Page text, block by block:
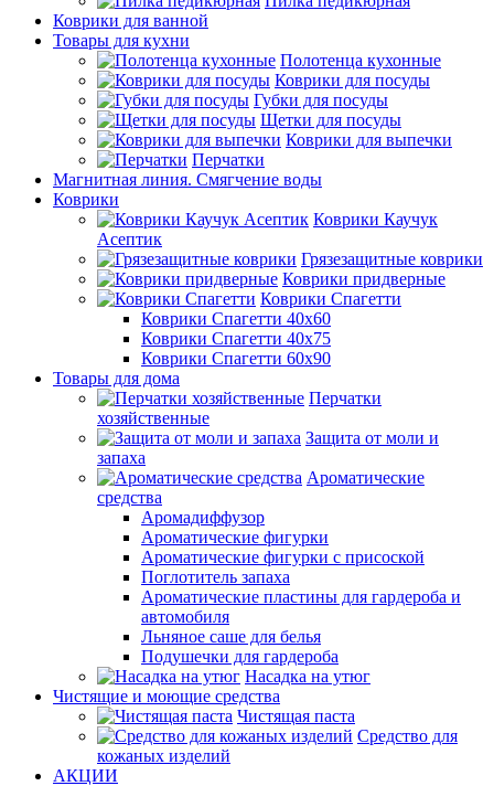
Коврики для ванной
Товары для кухни
Полотенца кухонные
Коврики для посуды
Губки для посуды
Щетки для посуды
Коврики для выпечки
Перчатки
Магнитная линия. Смягчение воды
Коврики
Коврики Каучук
Асептик
Грязезащитные коврики
Коврики придверные
Коврики Спагетти
Коврики Спагетти 40х60
Коврики Спагетти 40х75
Коврики Спагетти 60х90
Товары для дома
Перчатки
хозяйственные
Защита от моли и
запаха
Ароматические
средства
Аромадиффузор
Ароматические фигурки
Ароматические фигурки с присоской
Поглотитель запаха
Ароматические пластины для гардероба и
автомобиля
Льняное саше для белья
Подушечки для гардероба
Насадка на утюг
Чистящие и моющие средства
Чистящая паста
Средство для
кожаных изделий
АКЦИИ